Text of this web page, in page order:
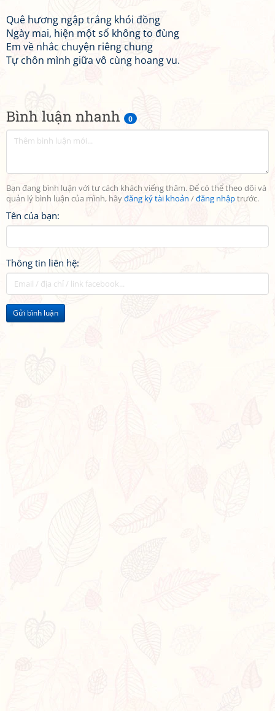
Bình luận nhanh 0
Bạn đang bình luận với tư cách khách viếng thăm. Để có thể theo dõi và
quản lý bình luận của mình, hãyđăng ký tài khoản /đăng nhậptrước.
Tên của bạn:
Thông tin liên hệ:
Gửi bình luận
Quê hương ngập trắng khói đồng
Ngày mai, hiện một số không to đùng
Em về nhắc chuyện riêng chung
Tự chôn mình giữa vô cùng hoang vu.